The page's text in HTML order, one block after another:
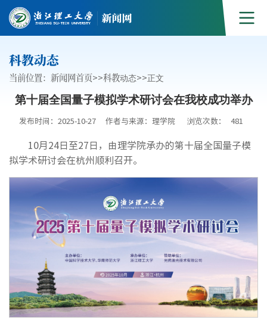
科教动态
当前位置： 新闻网首页>>科教动态>>正文
第十届全国量子模拟学术研讨会在我校成功举办
发布时间：2025-10-27 作者与来源：理学院 浏览次数： 481
10月24日至27日，由理学院承办的第十届全国量子模
拟学术研讨会在杭州顺利召开。